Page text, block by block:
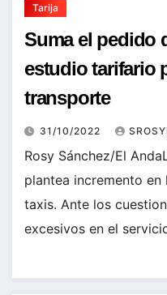
Tarija
Suma el pedido
estudio tarifario
transporte
31/10/2022
Rosy Sánchez/El
plantea incremento
taxis. Ante los
excesivos en el